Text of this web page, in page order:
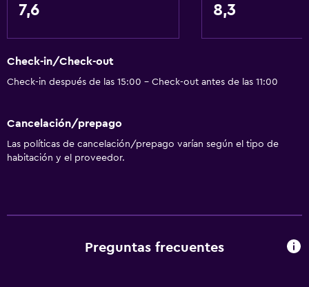
Ducha adaptada para silla de ruedas
Tina de baño adaptada
Para no fumadores
Fregadero bajo
7,6 8,3
Check-in/Check-out
Check-in después de las 15:00 - Check-out antes de las 11:00
Cancelación/prepago
Las políticas de cancelación/prepago varían según el tipo de
habitación y el proveedor.
Preguntas frecuentes